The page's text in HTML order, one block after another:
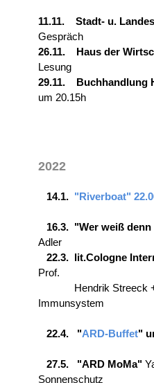
11.11. Stadt- u.
Gespräch
26.11. Haus der
Lesung
29.11. Buchhandlung
um 20.15h
2022
14.1. "Riverboat"
16.3. "Wer weiß denn
Adler
22.3. lit.Cologne
Prof.
Hendrik Streeck +
Immunsystem
22.4. "ARD-Buffet"
27.5. "ARD MoMa"
Sonnenschutz